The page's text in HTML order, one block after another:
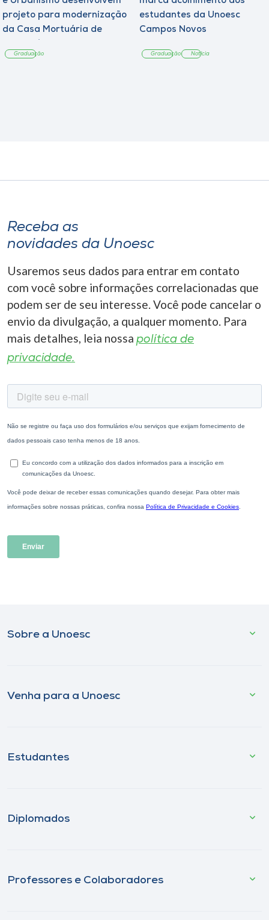
projeto para modernização
da Casa Mortuária de
Graduação
estudantes da Unoesc
Campos Novos
Graduação Notícia
Receba as
novidades da Unoesc
Usaremos seus dados para entrar em contato
com você sobre informações correlacionadas que
podem ser de seu interesse. Você pode cancelar o
envio da divulgação, a qualquer momento. Para
mais detalhes, leia nossa política de
privacidade.
Sobre a Unoesc
Venha para a Unoesc
Estudantes
Diplomados
Professores e Colaboradores